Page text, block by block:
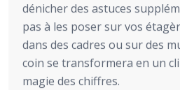
dénicher des astuces
pas à les poser sur vos
dans des cadres ou sur des
coin se transformera en un
magie des chiffres.